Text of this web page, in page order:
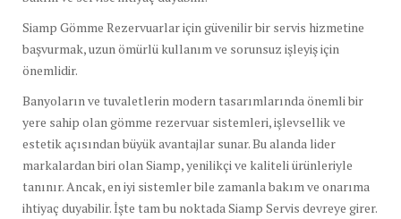
Siamp Gömme Rezervuarlar için güvenilir bir servis hizmetine
başvurmak, uzun ömürlü kullanım ve sorunsuz işleyiş için
önemlidir.
Banyoların ve tuvaletlerin modern tasarımlarında önemli bir
yere sahip olan gömme rezervuar sistemleri, işlevsellik ve
estetik açısından büyük avantajlar sunar. Bu alanda lider
markalardan biri olan Siamp, yenilikçi ve kaliteli ürünleriyle
tanınır. Ancak, en iyi sistemler bile zamanla bakım ve onarıma
ihtiyaç duyabilir. İşte tam bu noktada Siamp Servis devreye girer.